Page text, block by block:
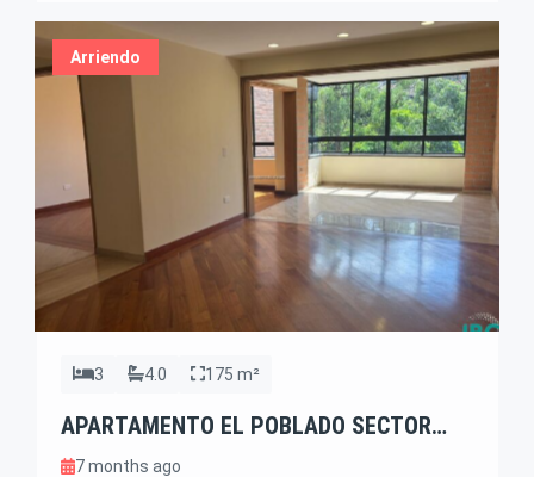
Arriendo
3 4.0 175 m²
APARTAMENTO EL POBLADO SECTOR
CASTILLA
7 months ago